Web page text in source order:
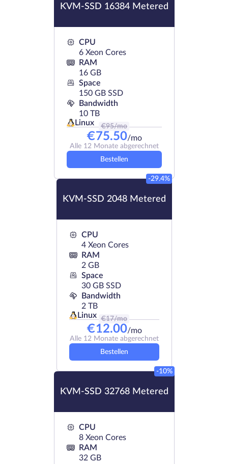
KVM-SSD 16384 Metered
CPU
6 Xeon Cores
RAM
16 GB
Space
150 GB SSD
Bandwidth
10 TB
Linux
€95/mo
€75.50/mo
Alle 12 Monate abgerechnet
Bestellen
KVM-SSD 2048 Metered
-29.4%
CPU
4 Xeon Cores
RAM
2 GB
Space
30 GB SSD
Bandwidth
2 TB
Linux
€17/mo
€12.00/mo
Alle 12 Monate abgerechnet
Bestellen
KVM-SSD 32768 Metered
-10%
CPU
8 Xeon Cores
RAM
32 GB